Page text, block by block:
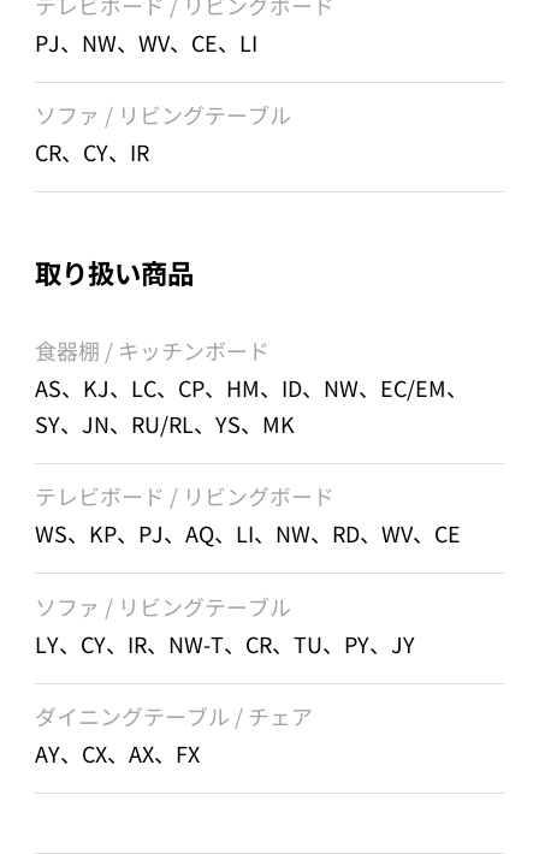
PJ、NW、WV、CE、LI
ソファ / リビングテーブル
CR、CY、IR
取り扱い商品
食器棚 / キッチンボード
AS、KJ、LC、CP、HM、ID、NW、EC/EM、
SY、JN、RU/RL、YS、MK
テレビボード / リビングボード
WS、KP、PJ、AQ、LI、NW、RD、WV、CE
ソファ / リビングテーブル
LY、CY、IR、NW-T、CR、TU、PY、JY
ダイニングテーブル / チェア
AY、CX、AX、FX